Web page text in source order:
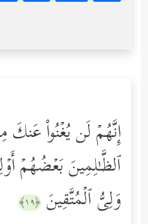
إِنَّهُمۡ لَن یُغۡنُواْ عَنكَ
ٱلظَّـٰلِمِینَ بَعۡضُهُمۡ
وَلِیُّ ٱلۡمُتَّقِینَ ﴿١٩﴾